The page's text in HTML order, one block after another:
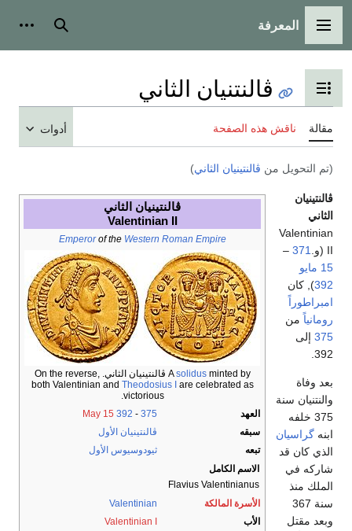
القائمة الرئيسية
المعرفة بحث
تبديل عرض جدول المحتويات
ڤالنتنيان الثاني
مقالة ناقش هذه الصفحة أدوات
(تم التحويل من ڤالنتينيان الثاني)
ڤالنتينيان الثاني
Valentinian II
Emperorof the Western Roman Empire
Asolidus
minted by ڤالنتينيان الثاني. On the reverse,
both Valentinian and Theodosius Iare celebrated as
victorious.
العهد
375
-
May 15 392
سبقه
ڤالنتينيان الأول
تبعه
ثيودوسيوس الأول
الاسم الكامل
Flavius Valentinianus
الأسرة المالكة
Valentinian
الأب
Valentinian I
ڤالنتينيان
الثاني
Valentinian
II (و.
371
–
15 مايو
392), كان
امبراطوراً
رومانياً من
375 إلى
392.
بعد وفاة
والنتنيان سنة
375 خلفه
ابنه گراسيان
الذي كان قد
شاركه في
الملك منذ
سنة 367
وبعد مقتل